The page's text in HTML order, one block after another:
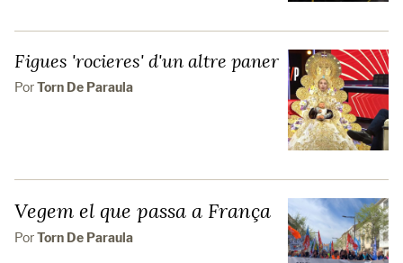
Figues 'rocieres' d'un altre paner
PorTorn De Paraula
Vegem el que passa a França
PorTorn De Paraula